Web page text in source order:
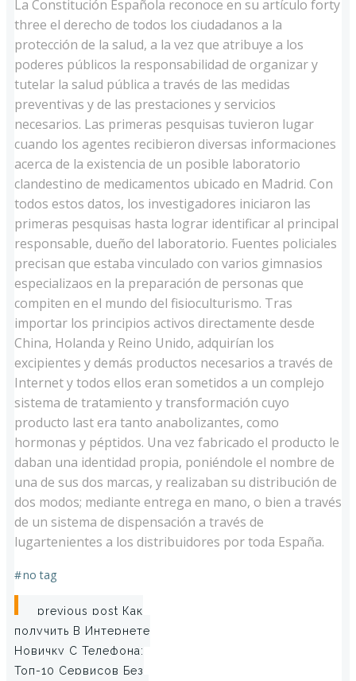
La Constitución Española reconoce en su artículo forty
three el derecho de todos los ciudadanos a la
protección de la salud, a la vez que atribuye a los
poderes públicos la responsabilidad de organizar y
tutelar la salud pública a través de las medidas
preventivas y de las prestaciones y servicios
necesarios. Las primeras pesquisas tuvieron lugar
cuando los agentes recibieron diversas informaciones
acerca de la existencia de un posible laboratorio
clandestino de medicamentos ubicado en Madrid. Con
todos estos datos, los investigadores iniciaron las
primeras pesquisas hasta lograr identificar al principal
responsable, dueño del laboratorio. Fuentes policiales
precisan que estaba vinculado con varios gimnasios
especializaos en la preparación de personas que
compiten en el mundo del fisioculturismo. Tras
importar los principios activos directamente desde
China, Holanda y Reino Unido, adquirían los
excipientes y demás productos necesarios a través de
Internet y todos ellos eran sometidos a un complejo
sistema de tratamiento y transformación cuyo
producto last era tanto anabolizantes, como
hormonas y péptidos. Una vez fabricado el producto le
daban una identidad propia, poniéndole el nombre de
una de sus dos marcas, y realizaban su distribución de
dos modos; mediante entrega en mano, o bien a través
de un sistema de dispensación a través de
lugartenientes a los distribuidores por toda España.
#no tag
Post
navigation
previous post Как
получить В Интернете
Новичку С Телефона:
Топ-10 Сервисов Без